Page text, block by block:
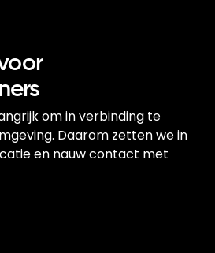
om in verbinding te
Daarom zetten we in
en nauw contact met